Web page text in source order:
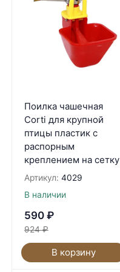
Поилка чашечная
Corti для крупной
птицы пластик с
распорным
креплением на сетку
Артикул: 4029
В наличии
590 ₽
924 ₽
В корзину